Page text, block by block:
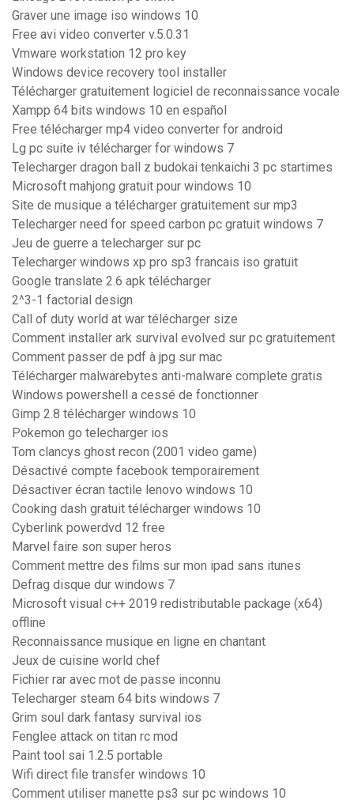
Graver une image iso windows 10
Free avi video converter v.5.0.31
Vmware workstation 12 pro key
Windows device recovery tool installer
Télécharger gratuitement logiciel de reconnaissance vocale
Xampp 64 bits windows 10 en español
Free télécharger mp4 video converter for android
Lg pc suite iv télécharger for windows 7
Telecharger dragon ball z budokai tenkaichi 3 pc startimes
Microsoft mahjong gratuit pour windows 10
Site de musique a télécharger gratuitement sur mp3
Telecharger need for speed carbon pc gratuit windows 7
Jeu de guerre a telecharger sur pc
Telecharger windows xp pro sp3 francais iso gratuit
Google translate 2.6 apk télécharger
2^3-1 factorial design
Call of duty world at war télécharger size
Comment installer ark survival evolved sur pc gratuitement
Comment passer de pdf à jpg sur mac
Télécharger malwarebytes anti-malware complete gratis
Windows powershell a cessé de fonctionner
Gimp 2.8 télécharger windows 10
Pokemon go telecharger ios
Tom clancys ghost recon (2001 video game)
Désactivé compte facebook temporairement
Désactiver écran tactile lenovo windows 10
Cooking dash gratuit télécharger windows 10
Cyberlink powerdvd 12 free
Marvel faire son super heros
Comment mettre des films sur mon ipad sans itunes
Defrag disque dur windows 7
Microsoft visual c++ 2019 redistributable package (x64)
offline
Reconnaissance musique en ligne en chantant
Jeux de cuisine world chef
Fichier rar avec mot de passe inconnu
Telecharger steam 64 bits windows 7
Grim soul dark fantasy survival ios
Fenglee attack on titan rc mod
Paint tool sai 1.2.5 portable
Wifi direct file transfer windows 10
Comment utiliser manette ps3 sur pc windows 10